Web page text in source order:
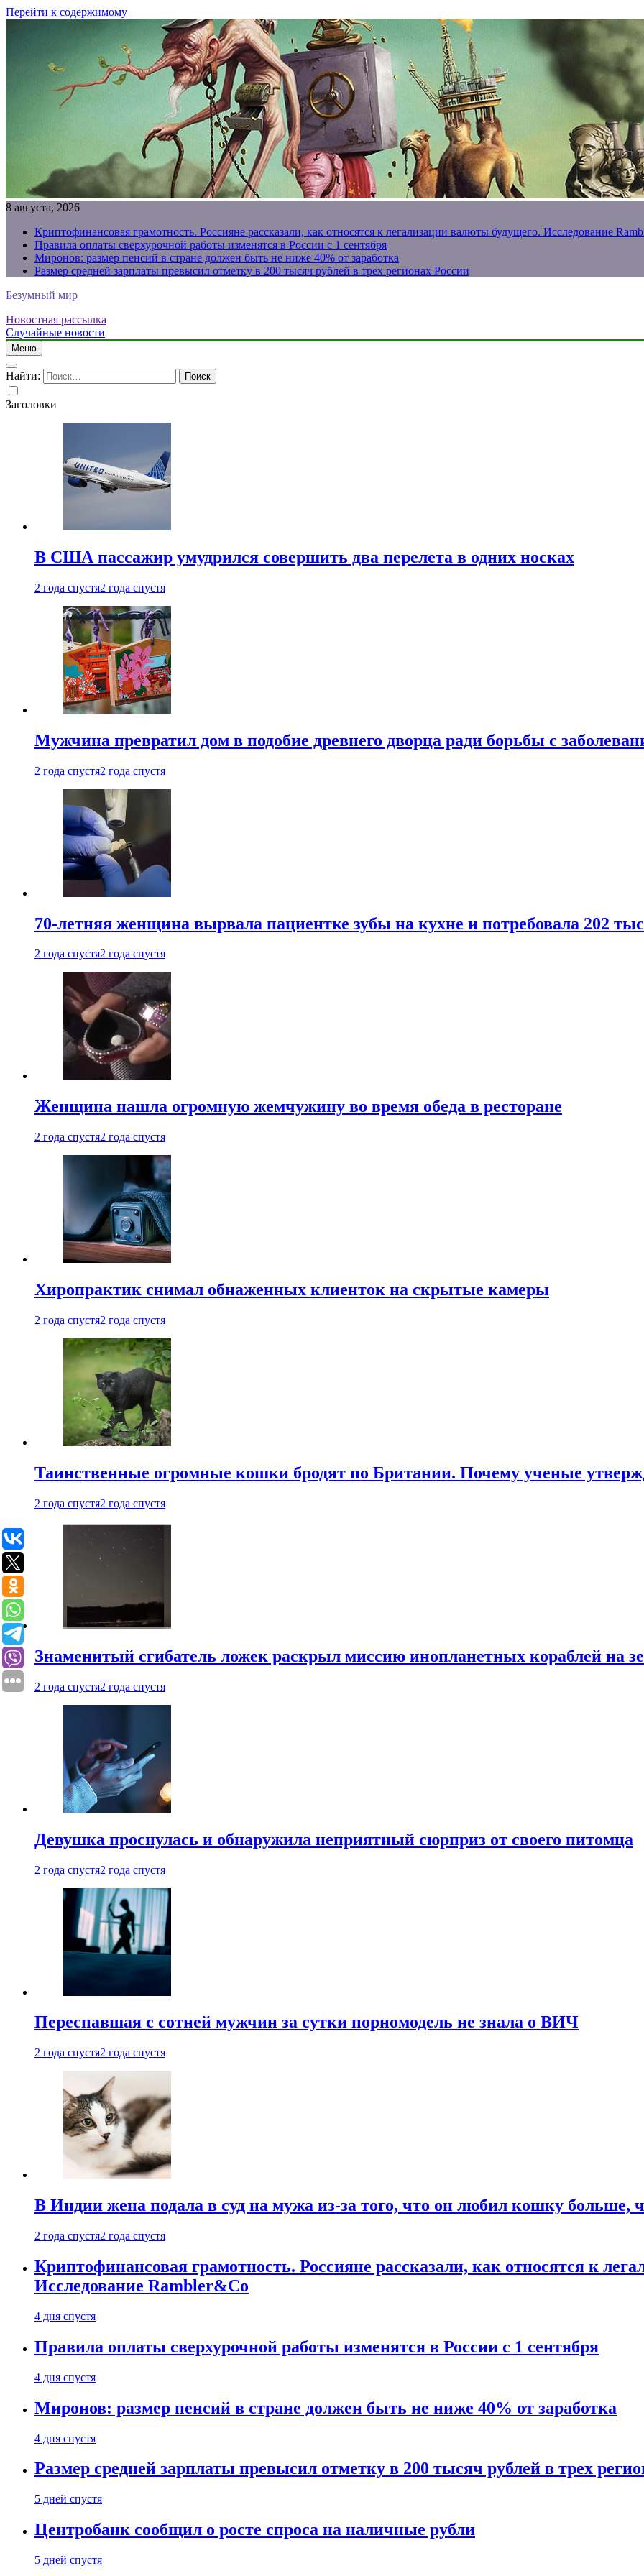
Перейти к содержимому
8 августа, 2026
Криптофинансовая грамотность. Россияне рассказали, как относятся к легализации валюты будущего. Исследование
Правила оплаты сверхурочной работы изменятся в России с 1 сентября
Миронов: размер пенсий в стране должен быть не ниже 40% от заработка
Размер средней зарплаты превысил отметку в 200 тысяч рублей в трех регионах России
Безумный мир
Новостная рассылка
Случайные новости
Меню
Найти:
Заголовки
В США пассажир умудрился совершить два перелета в одних носках
2 года спустя2 года спустя
Мужчина превратил дом в подобие древнего дворца ради борьбы с
2 года спустя2 года спустя
70-летняя женщина вырвала пациентке зубы на кухне и потребовала 202
2 года спустя2 года спустя
Женщина нашла огромную жемчужину во время обеда в ресторане
2 года спустя2 года спустя
Хиропрактик снимал обнаженных клиенток на скрытые камеры
2 года спустя2 года спустя
Таинственные огромные кошки бродят по Британии. Почему ученые
2 года спустя2 года спустя
Знаменитый сгибатель ложек раскрыл миссию инопланетных кораблей на
2 года спустя2 года спустя
Девушка проснулась и обнаружила неприятный сюрприз от своего питомца
2 года спустя2 года спустя
Переспавшая с сотней мужчин за сутки порномодель не знала о ВИЧ
2 года спустя2 года спустя
В Индии жена подала в суд на мужа из-за того, что он любил кошку больше,
2 года спустя2 года спустя
Криптофинансовая грамотность. Россияне рассказали, как относятся к
Исследование Rambler&Co
4 дня спустя
Правила оплаты сверхурочной работы изменятся в России с 1 сентября
4 дня спустя
Миронов: размер пенсий в стране должен быть не ниже 40% от заработка
4 дня спустя
Размер средней зарплаты превысил отметку в 200 тысяч рублей в трех
5 дней спустя
Центробанк сообщил о росте спроса на наличные рубли
5 дней спустя